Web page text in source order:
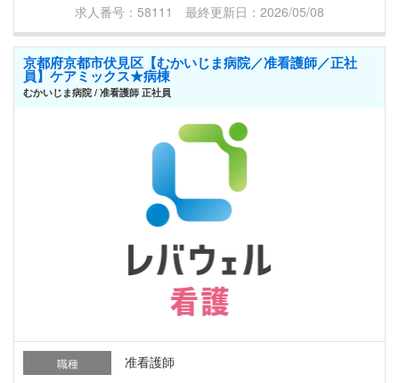
求人番号：58111 最終更新日：2026/05/08
京都府京都市伏見区【むかいじま病院／准看護師／正社
員】ケアミックス★病棟
むかいじま病院 / 准看護師 正社員
職種 准看護師